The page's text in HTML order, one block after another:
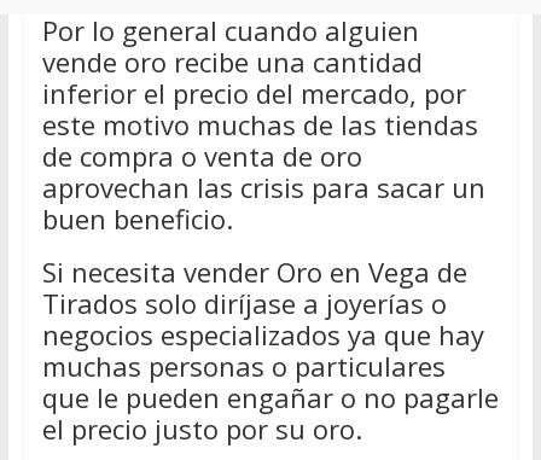
Por lo general cuando alguien
vende oro recibe una cantidad
inferior el precio del mercado, por
este motivo muchas de las tiendas
de compra o venta de oro
aprovechan las crisis para sacar un
buen beneficio.
Si necesita vender Oro en Vega de
Tirados solo diríjase a joyerías o
negocios especializados ya que hay
muchas personas o particulares
que le pueden engañar o no pagarle
el precio justo por su oro.